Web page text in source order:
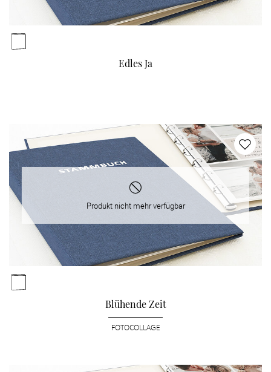
Edles Ja
Produkt nicht mehr verfügbar
Blühende Zeit
FOTOCOLLAGE